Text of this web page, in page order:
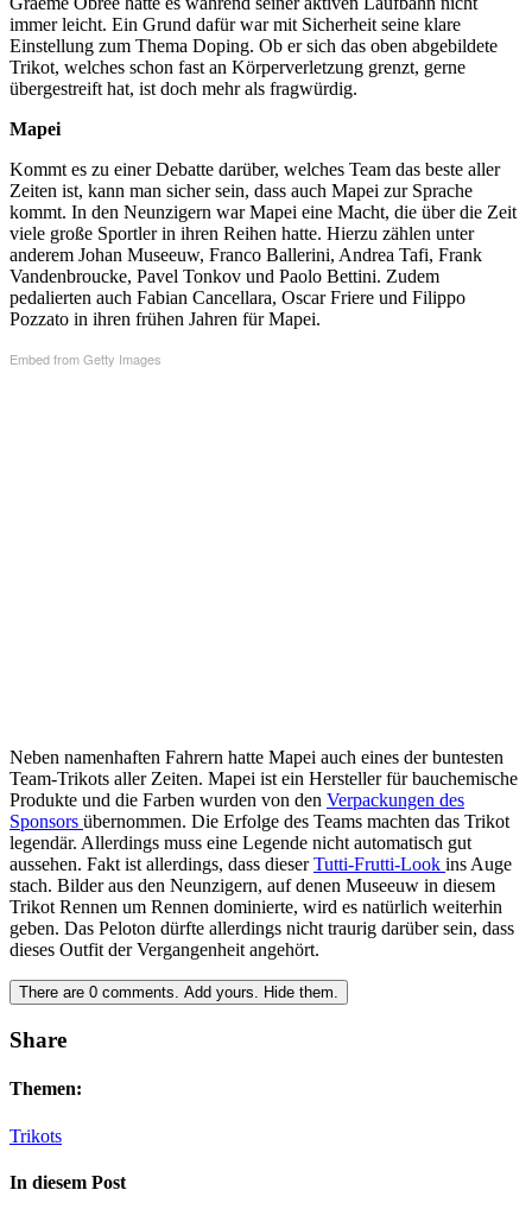
immer leicht. Ein Grund dafür war mit Sicherheit seine klare
Einstellung zum Thema Doping. Ob er sich das oben abgebildete
Trikot, welches schon fast an Körperverletzung grenzt, gerne
übergestreift hat, ist doch mehr als fragwürdig.
Mapei
Kommt es zu einer Debatte darüber, welches Team das beste aller
Zeiten ist, kann man sicher sein, dass auch Mapei zur Sprache
kommt. In den Neunzigern war Mapei eine Macht, die über die Zeit
viele große Sportler in ihren Reihen hatte. Hierzu zählen unter
anderem Johan Museeuw, Franco Ballerini, Andrea Tafi, Frank
Vandenbroucke, Pavel Tonkov und Paolo Bettini. Zudem
pedalierten auch Fabian Cancellara, Oscar Friere und Filippo
Pozzato in ihren frühen Jahren für Mapei.
Embed from Getty Images
Neben namenhaften Fahrern hatte Mapei auch eines der buntesten
Team-Trikots aller Zeiten. Mapei ist ein Hersteller für bauchemische
Produkte und die Farben wurden von den Verpackungen des
Sponsors übernommen. Die Erfolge des Teams machten das Trikot
legendär. Allerdings muss eine Legende nicht automatisch gut
aussehen. Fakt ist allerdings, dass dieserTutti-Frutti-Look ins Auge
stach. Bilder aus den Neunzigern, auf denen Museeuw in diesem
Trikot Rennen um Rennen dominierte, wird es natürlich weiterhin
geben. Das Peloton dürfte allerdings nicht traurig darüber sein, dass
dieses Outfit der Vergangenheit angehört.
There are 0 comments. Add yours. Hide them.
Share
Themen:
Trikots
In diesem Post